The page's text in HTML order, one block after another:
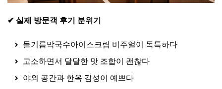
✔ 실제 방문객 후기 분위기
들기름막국수아이스크림 비주얼이 독특하다
고소하면서 달달한 맛 조합이 괜찮다
야외 공간과 한옥 감성이 예쁘다